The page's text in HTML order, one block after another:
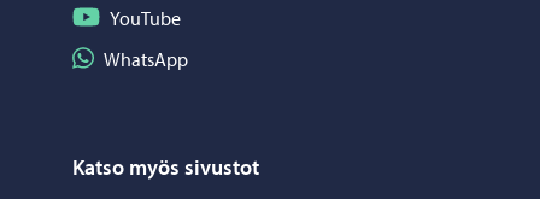
Seuraa YouTube
YouTube
Jaa WhatsApp
WhatsApp
Katso myös sivustot